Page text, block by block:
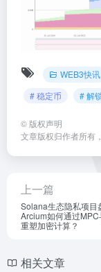
WEB3快讯
# 稳定币
# 解
© 版权声明
文章版权归作者所有
上一篇
Solana生态隐私项目
Arcium如何通过
重塑加密计算？
相关文章